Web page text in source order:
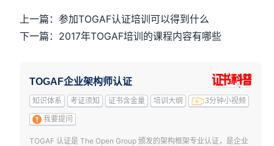
上一篇：参加TOGAF认证培训可以得到什么
下一篇：2017年TOGAF培训的课程内容有哪些
TOGAF企业架构师认证
知识体系 考证须知 证书含金量 培训大纲 3分钟小视频
我要提问
TOGAF 认证是 The Open Group 颁发的架构框架专业认证，是企业